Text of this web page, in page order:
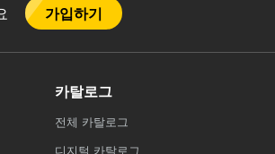
가입하기
카탈로그
전체 카탈로그
디지털 카탈로그